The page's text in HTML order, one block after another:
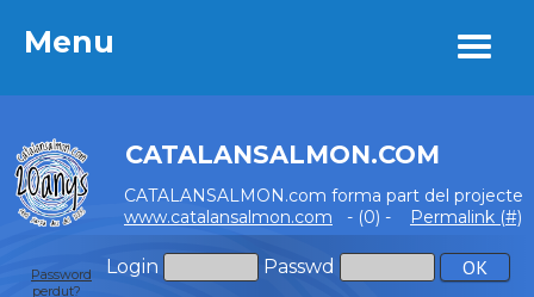
Menu
CATALANSALMON.COM
CATALANSALMON.com forma part del projecte
www.catalansalmon.com - (0) - Permalink (#)
Login Passwd
Password
perdut?
Menu